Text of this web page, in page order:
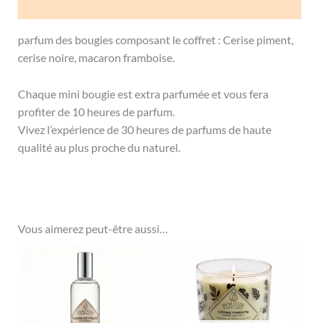
parfum des bougies composant le coffret : Cerise piment,
cerise noire, macaron framboise.
Chaque mini bougie est extra parfumée et vous fera
profiter de 10 heures de parfum.
Vivez l’expérience de 30 heures de parfums de haute
qualité au plus proche du naturel.
Vous aimerez peut-être aussi…